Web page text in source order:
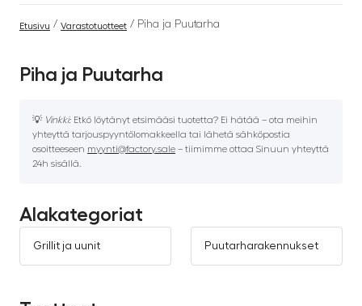
Etusivu / Varastotuotteet / Piha ja Puutarha
Piha ja Puutarha
💡 Vinkki: Etkö löytänyt etsimääsi tuotetta? Ei hätää – ota meihin
yhteyttä tarjouspyyntölomakkeella tai lähetä sähköpostia
osoitteeseen myynti@factory.sale – tiimimme ottaa Sinuun yhteyttä
24h sisällä.
Alakategoriat
Grillit ja uunit Puutarharakennukset